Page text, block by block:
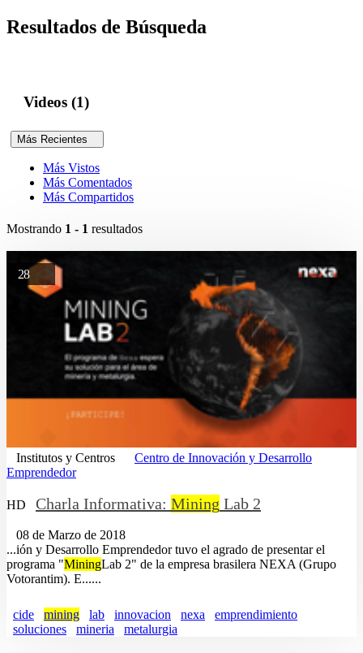
Resultados de Búsqueda
Videos (1)
Más Recientes
Más Vistos
Más Comentados
Más Compartidos
Mostrando 1 - 1 resultados
28
Institutos y Centros
Centro de Innovación y Desarrollo
Emprendedor
HD Charla Informativa: Mining Lab 2
08 de Marzo de 2018
...ión y Desarrollo Emprendedor tuvo el agrado de presentar el
programa "MiningLab 2" de la empresa brasilera NEXA (Grupo
Votorantim). E......
cide mining lab innovacion nexa
emprendimiento
soluciones
mineria metalurgia